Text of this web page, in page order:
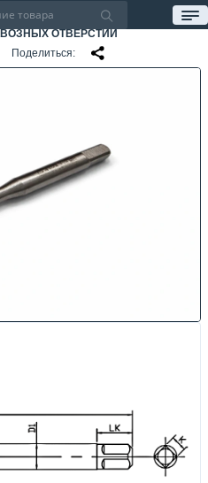
ОТВЕРСТИЙ
Поделиться